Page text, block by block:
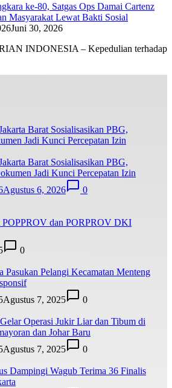
ke-80, Satgas Ops Damai Cartenz
Masyarakat Lewat Bakti Sosial
Juni 30, 2026
INDONESIA – Kepedulian terhadap
Barat Sosialisasikan PBG,
Jadi Kunci Percepatan Izin
Agustus 6, 2026 0
POPPROV dan PORPROV DKI
0
Pasukan Pelangi Kecamatan Menteng
Agustus 7, 2025
0
Operasi Jukir Liar dan Tibum di
dan Johar Baru
Agustus 7, 2025
0
Dampingi Wagub Terima 36 Finalis